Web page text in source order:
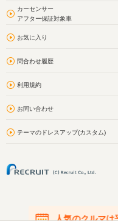
カーセンサー
アフター保証対象車
お気に入り
問合わせ履歴
利用規約
お問い合わせ
テーマのドレスアップ(カスタム)
人気のクルマは